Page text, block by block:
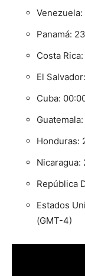
Panamá:
Costa
El
Cuba:
Honduras:
Nicaragua:
República
Estados
(GMT-4)